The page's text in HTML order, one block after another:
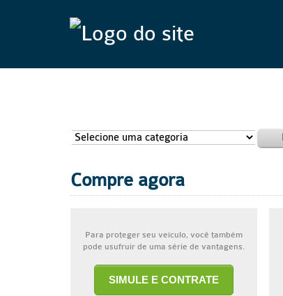
Compre agora
Para proteger seu veículo, você também
pode usufruir de uma série de vantagens.
SIMULE E CONTRATE